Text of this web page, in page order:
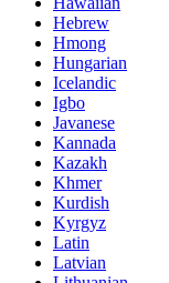
Hebrew
Hmong
Hungarian
Icelandic
Igbo
Javanese
Kannada
Kazakh
Khmer
Kurdish
Kyrgyz
Latin
Latvian